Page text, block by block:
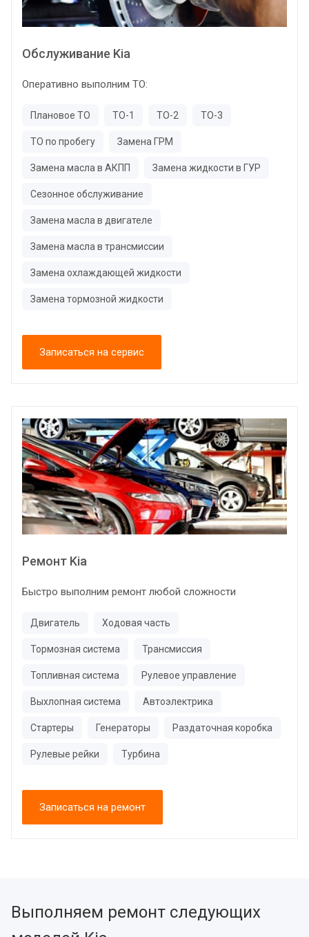
Обслуживание Kia
Оперативно выполним ТО:
Плановое ТО ТО-1 ТО-2 ТО-3
ТО по пробегу Замена ГРМ
Замена масла в АКПП Замена жидкости в ГУР
Сезонное обслуживание
Замена масла в двигателе
Замена масла в трансмиссии
Замена охлаждающей жидкости
Замена тормозной жидкости
Записаться на сервис
Ремонт Kia
Быстро выполним ремонт любой сложности
Двигатель Ходовая часть
Тормозная система Трансмиссия
Топливная система Рулевое управление
Выхлопная система Автоэлектрика
Стартеры Генераторы Раздаточная коробка
Рулевые рейки Турбина
Записаться на ремонт
Выполняем ремонт следующих